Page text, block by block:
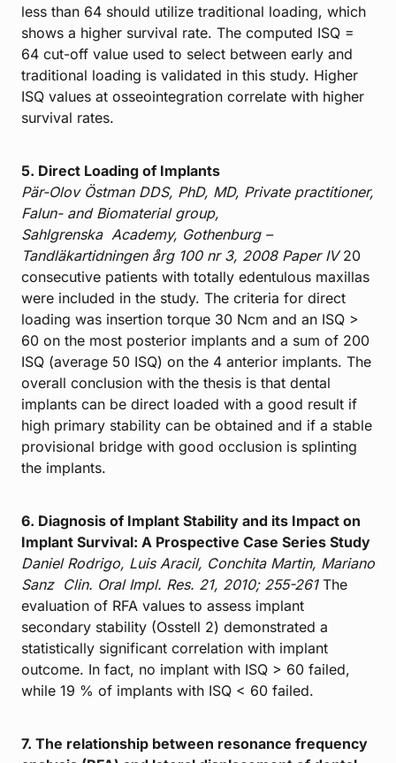
less than 64 should utilize traditional loading, which
shows a higher survival rate. The computed ISQ =
64 cut-off value used to select between early and
traditional loading is validated in this study. Higher
ISQ values at osseointegration correlate with higher
survival rates.
5. Direct Loading of Implants
Pär-Olov Östman DDS, PhD, MD, Private practitioner,
Falun- and Biomaterial group,
Sahlgrenska Academy, Gothenburg –
Tandläkartidningen årg 100 nr 3, 2008 Paper IV20
consecutive patients with totally edentulous maxillas
were included in the study. The criteria for direct
loading was insertion torque 30 Ncm and an ISQ >
60 on the most posterior implants and a sum of 200
ISQ (average 50 ISQ) on the 4 anterior implants. The
overall conclusion with the thesis is that dental
implants can be direct loaded with a good result if
high primary stability can be obtained and if a stable
provisional bridge with good occlusion is splinting
the implants.
6. Diagnosis of Implant Stability and its Impact on
Implant Survival: A Prospective Case Series Study
Daniel Rodrigo, Luis Aracil, Conchita Martin, Mariano
Sanz Clin. Oral Impl. Res. 21, 2010; 255-261The
evaluation of RFA values to assess implant
secondary stability (Osstell 2) demonstrated a
statistically significant correlation with implant
outcome. In fact, no implant with ISQ > 60 failed,
while 19 % of implants with ISQ < 60 failed.
7. The relationship between resonance frequency